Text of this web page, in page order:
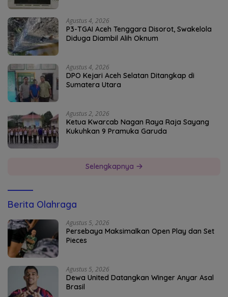
Agustus 4, 2026
P3-TGAI Aceh Tenggara Disorot, Swakelola
Diduga Diambil Alih Oknum
Agustus 4, 2026
DPO Kejari Aceh Selatan Ditangkap di
Sumatera Utara
Agustus 2, 2026
Ketua Kwarcab Nagan Raya Raja Sayang
Kukuhkan 9 Pramuka Garuda
Selengkapnya
Berita Olahraga
Agustus 5, 2026
Persebaya Maksimalkan Open Play dan Set
Pieces
Agustus 5, 2026
Dewa United Datangkan Winger Anyar Asal
Brasil